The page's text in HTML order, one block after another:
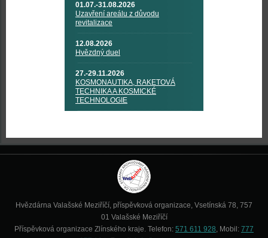
01.07.-31.08.2026
Uzavření areálu z důvodu
revitalizace
12.08.2026
Hvězdný duel
27.-29.11.2026
KOSMONAUTIKA, RAKETOVÁ
TECHNIKA A KOSMICKÉ
TECHNOLOGIE
Hvězdárna Valašské Meziříčí, příspěvková organizace, Vsetínská 78, 757
01 Valašské Meziříčí
Příspěvková organizace Zlínského kraje. Telefon: 571 611 928, Mobil: 777